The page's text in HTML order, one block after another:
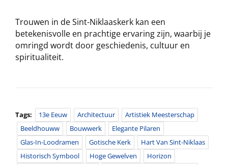
Trouwen in de Sint-Niklaaskerk kan een
betekenisvolle en prachtige ervaring zijn, waarbij je
omringd wordt door geschiedenis, cultuur en
spiritualiteit.
Tags: 13e Eeuw Architectuur
Artistiek Meesterschap
Beeldhouww
Bouwwerk
Elegante Pilaren
Glas-In-Loodramen
Gotische Kerk
Hart Van Sint-Niklaas
Historisch Symbool
Hoge Gewelven
Horizon